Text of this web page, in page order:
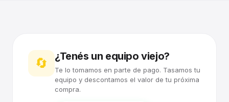
🔄 ¿Tenés un equipo viejo?
Te lo tomamos en parte de pago. Tasamos tu
equipo y descontamos el valor de tu próxima
compra.